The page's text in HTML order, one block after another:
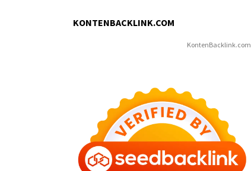
KONTENBACKLINK.COM
KontenBacklink.com